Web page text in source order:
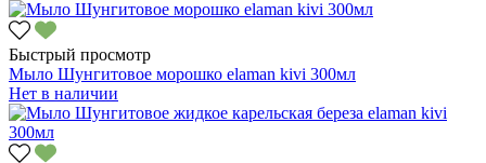
Быстрый просмотр
Мыло Шунгитовое морошко elaman kivi 300мл
Нет в наличии